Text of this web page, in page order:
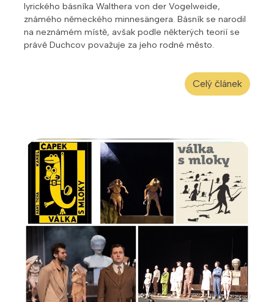
lyrického básníka Walthera von der Vogelweide,
známého německého minnesängera. Básník se narodil
na neznámém místě, avšak podle některých teorií se
právě Duchcov považuje za jeho rodné město.
Celý článek